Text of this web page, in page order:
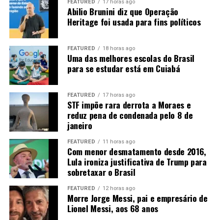
Diante disso, o que favorecerá o mercado será a
manutenção das compras chinesas, o que ainda não é
uma certeza, apesar dos sinais positivos dos últimos
dias.
Fonte:Informativo CEEMA UNIJUÍ, do prof. Dr.
Argemiro Luís Brum¹
1–Professor Titular do PPGDR da UNIJUÍ, doutor em
Economia Internacional pela EHESS de Paris-França,
coordenador, pesquisador e analista de mercado da
CEEMA (FIDENE/UNIJUÍ).
FEATURED 17 horas ago
Abilio Brunini diz que Operação
Heritage foi usada para fins políticos
FEATURED 18 horas ago
Uma das melhores escolas do Brasil
para se estudar está em Cuiabá
FEATURED 17 horas ago
STF impõe rara derrota a Moraes e
reduz pena de condenada pelo 8 de
janeiro
FEATURED 11 horas ago
Com menor desmatamento desde 2016,
Lula ironiza justificativa de Trump para
sobretaxar o Brasil
FEATURED 12 horas ago
Morre Jorge Messi, pai e empresário de
Lionel Messi, aos 68 anos